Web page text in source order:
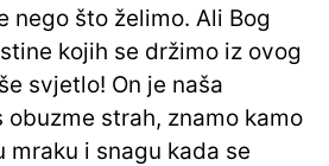
nego što želimo. Ali Bog
kojih se držimo iz ovog
svjetlo! On je naša
obuzme strah, znamo kamo
i snagu kada se